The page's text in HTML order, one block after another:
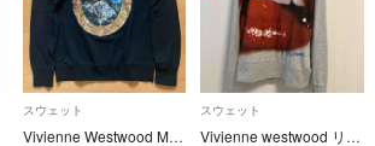
スウェット
Vivienne Westwood MAN プリント スウェット
スウェット
Vivienne westwood リップ トレーナー